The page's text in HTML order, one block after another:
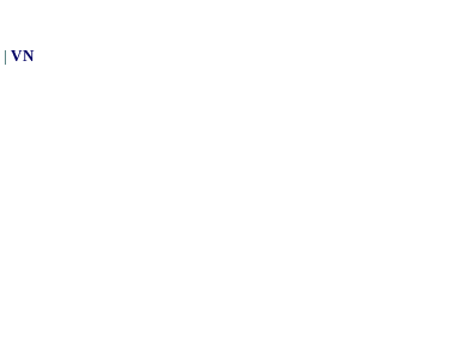
| VN